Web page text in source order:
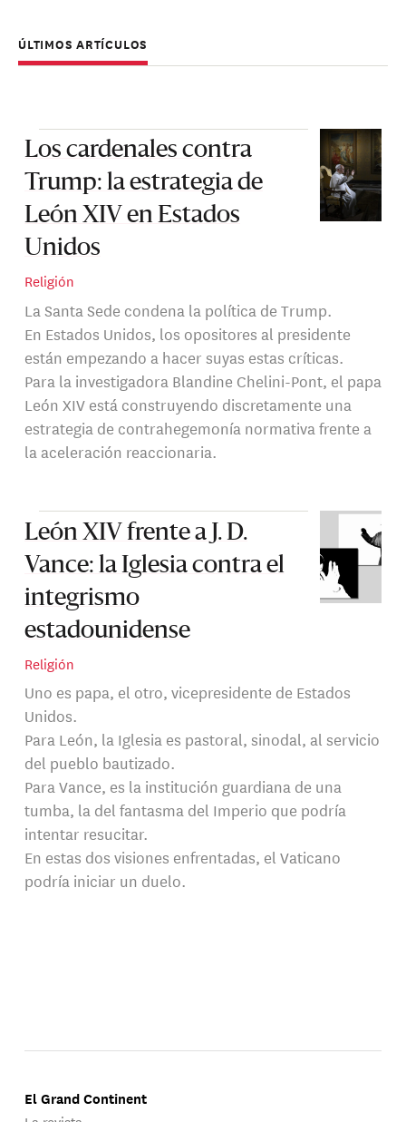
ÚLTIMOS ARTÍCULOS
Los cardenales contra
Trump: la estrategia de
León XIV en Estados
Unidos
Religión
La Santa Sede condena la política de Trump.
En Estados Unidos, los opositores al presidente
están empezando a hacer suyas estas críticas.
Para la investigadora Blandine Chelini-Pont, el papa
León XIV está construyendo discretamente una
estrategia de contrahegemonía normativa frente a
la aceleración reaccionaria.
León XIV frente a J. D.
Vance: la Iglesia contra el
integrismo
estadounidense
Religión
Uno es papa, el otro, vicepresidente de Estados
Unidos.
Para León, la Iglesia es pastoral, sinodal, al servicio
del pueblo bautizado.
Para Vance, es la institución guardiana de una
tumba, la del fantasma del Imperio que podría
intentar resucitar.
En estas dos visiones enfrentadas, el Vaticano
podría iniciar un duelo.
El Grand Continent